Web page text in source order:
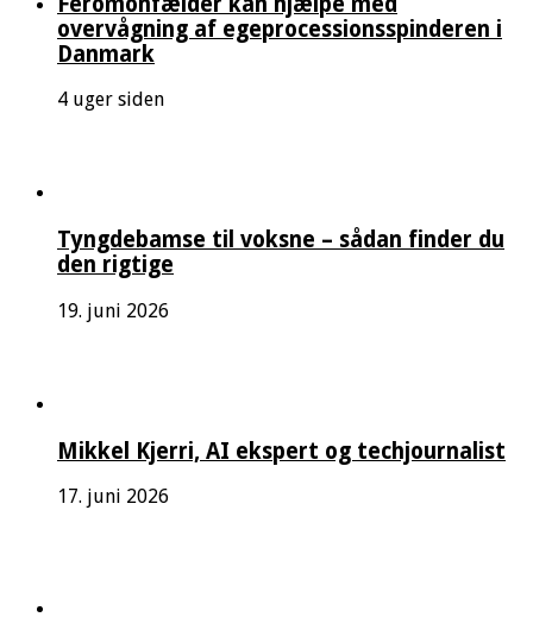
overvågning af egeprocessionsspinderen i
Danmark
4 uger siden
Tyngdebamse til voksne – sådan finder du
den rigtige
19. juni 2026
Mikkel Kjerri, AI ekspert og techjournalist
17. juni 2026